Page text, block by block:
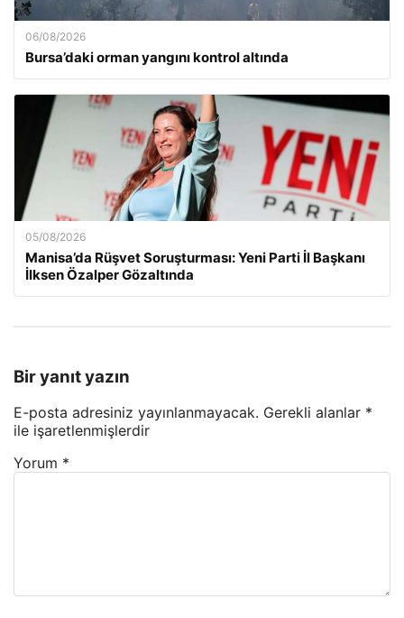
06/08/2026
Bursa’daki orman yangını kontrol altında
05/08/2026
Manisa’da Rüşvet Soruşturması: Yeni Parti İl Başkanı
İlksen Özalper Gözaltında
Bir yanıt yazın
E-posta adresiniz yayınlanmayacak. Gerekli alanlar *
ile işaretlenmişlerdir
Yorum *